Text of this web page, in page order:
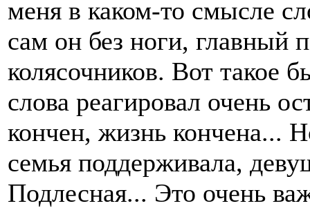
меня в каком-то смысле
сам он без ноги, главный
колясочников. Вот такое
слова реагировал очень
кончен, жизнь кончена...
семья поддерживала,
Подлесная... Это очень